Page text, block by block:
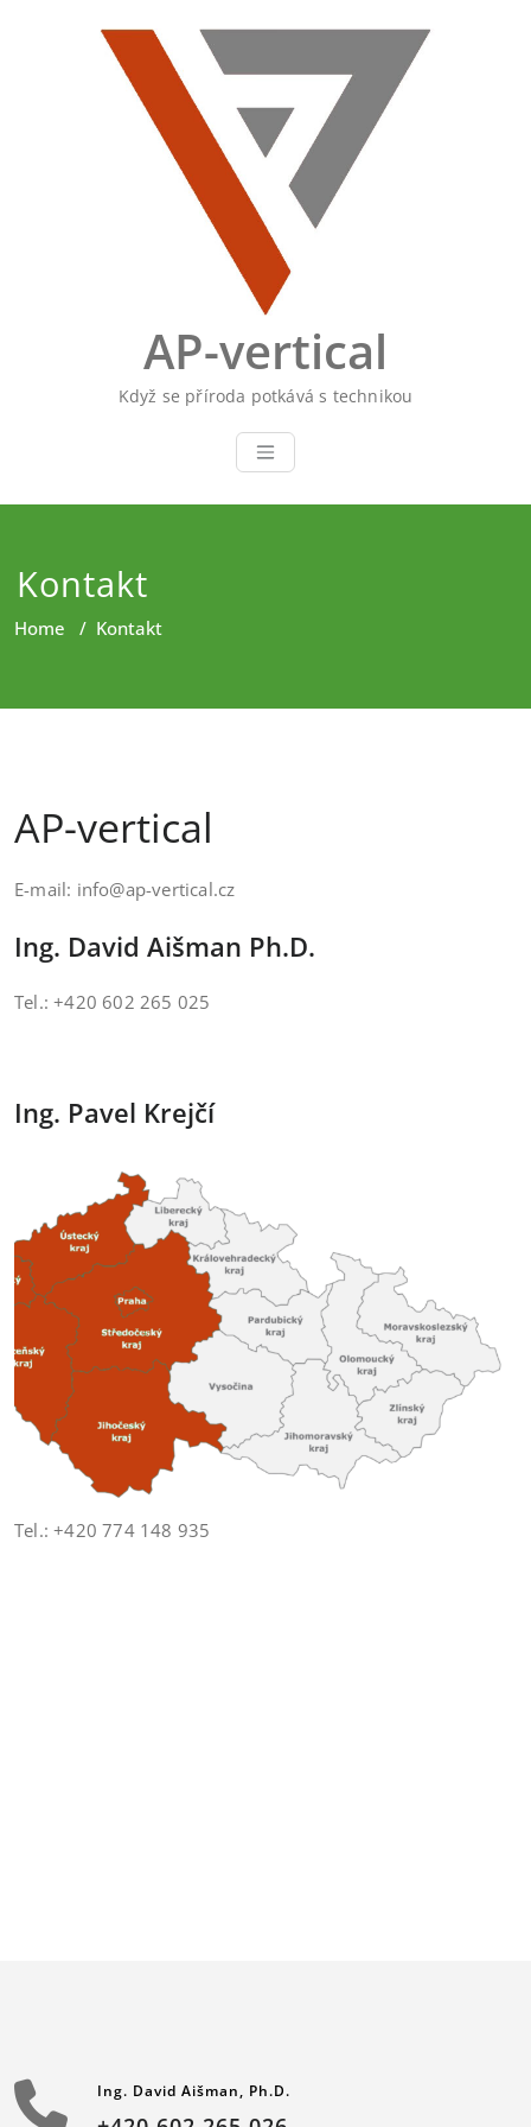
AP-vertical
Když se příroda potkává s technikou
Kontakt
Home / Kontakt
AP-vertical
E-mail: info@ap-vertical.cz
Ing. David Aišman Ph.D.
Tel.: +420 602 265 025
Ing. Pavel Krejčí
Tel.: +420 774 148 935
Ing. David Aišman, Ph.D.